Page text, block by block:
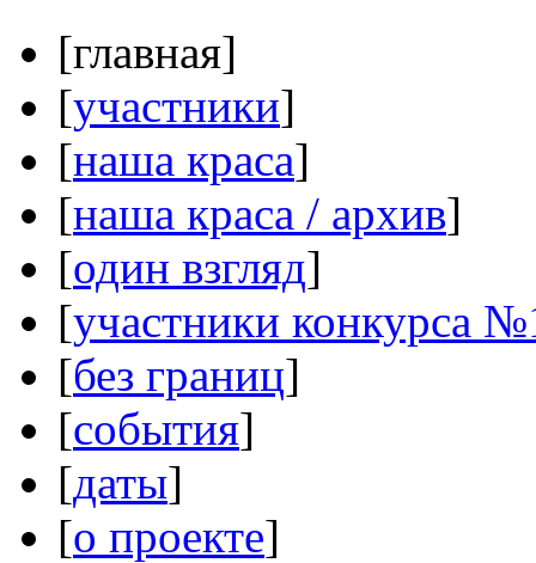
[главная]
[участники]
[наша краса]
[наша краса / архив]
[один взгляд]
[участники конкурса
[без границ]
[события]
[даты]
[о проекте]